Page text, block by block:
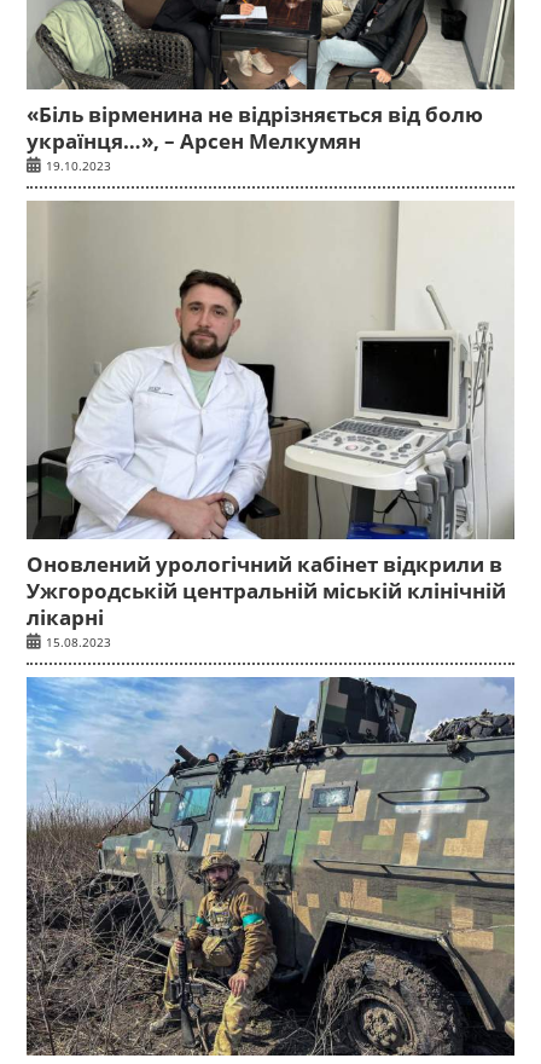
«Біль вірменина не відрізняється від болю
українця…», – Арсен Мелкумян
19.10.2023
Оновлений урологічний кабінет відкрили в
Ужгородській центральній міській клінічній
лікарні
15.08.2023